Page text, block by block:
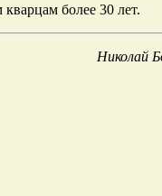
кварцам более 30 лет.
Николай